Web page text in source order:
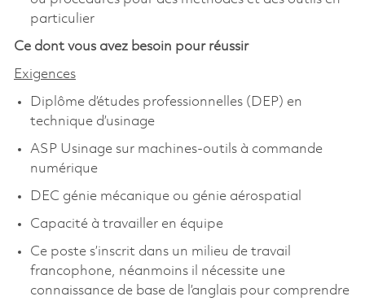
particulier
Ce dont vous avez besoin pour réussir
Exigences
Diplôme d’études professionnelles (DEP) en
technique d’usinage
ASP Usinage sur machines-outils à commande
numérique
DEC génie mécanique ou génie aérospatial
Capacité à travailler en équipe
Ce poste s’inscrit dans un milieu de travail
francophone, néanmoins il nécessite une
connaissance de base de l’anglais pour comprendre